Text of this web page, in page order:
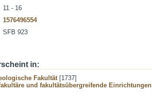
11 - 16
1576496554
SFB 923
in:
Fakultät[1737]
und fakultätsübergreifende Einrichtungen